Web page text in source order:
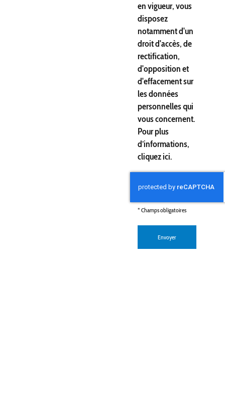
en vigueur, vous
disposez
notamment d'un
droit d'accès, de
rectification,
d'opposition et
d'effacement sur
les données
personnelles qui
vous concernent.
Pour plus
d’informations,
cliquezici.
* Champs obligatoires